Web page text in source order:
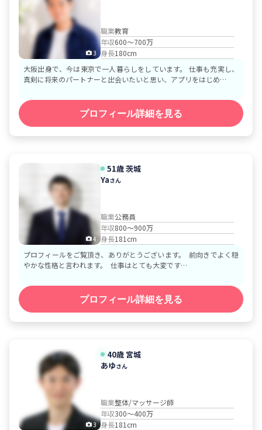
3
職業教育
年収600～700万
身長180cm
大阪出身で、今は東京で一人暮らしをしています。 仕事も充実し、
真剣に将来のパートナーと出会いたいと思い、アプリをはじめ…
プロフィール詳細を見る
4
51歳茨城
Yaさん
職業公務員
年収800～900万
身長181cm
プロフィールをご覧頂き、ありがとうございます。 前向きでよく穏
やかな性格と言われます。 仕事はとても大変です…
プロフィール詳細を見る
3
40歳 宮城
あゆさん
職業整体/マッサージ師
年収300～400万
身長181cm